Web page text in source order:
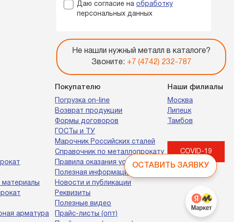
материалы
арматура
Покупателю
Погрузка on-line
Возврат продукции
Формы договоров
ГОСТы и ТУ
Марочник Российских сталей
Справочник по металлопрокату
Правила оказания услуг
Полезная информация
Новости и публикации
Реквизиты
Полезные видео
Прайс-листы (опт)
Наши филиалы
Москва
Липецк
Тамбов
COVID-19
Даю согласие на обработку
персональных данных
Не нашли нужный металл в каталоге?
Звоните: +7 (4742) 232-787
ОСТАВИТЬ ЗАЯВКУ